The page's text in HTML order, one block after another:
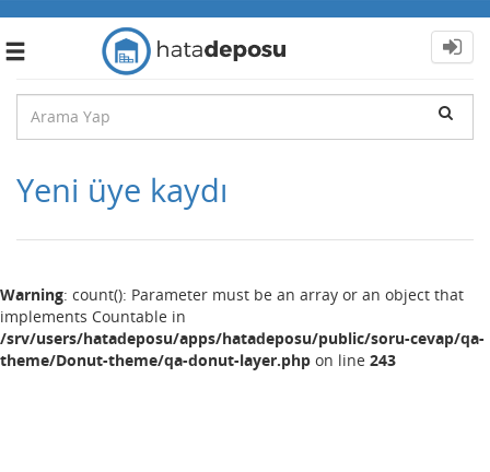
Toggle
Yeni üye kaydı
Warning: count(): Parameter must be an array or an object that
implements Countable in
/srv/users/hatadeposu/apps/hatadeposu/public/soru-cevap/qa-
theme/Donut-theme/qa-donut-layer.php on line 243